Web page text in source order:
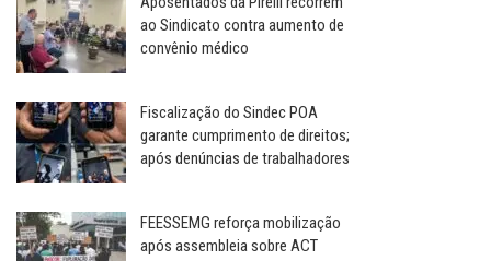
ao Sindicato contra aumento de
convênio médico
Fiscalização do Sindec POA
garante cumprimento de direitos;
após denúncias de trabalhadores
FEESSEMG reforça mobilização
após assembleia sobre ACT